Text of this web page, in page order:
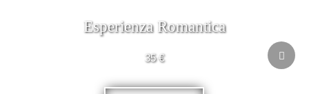
Esperienza Romantica
35 €